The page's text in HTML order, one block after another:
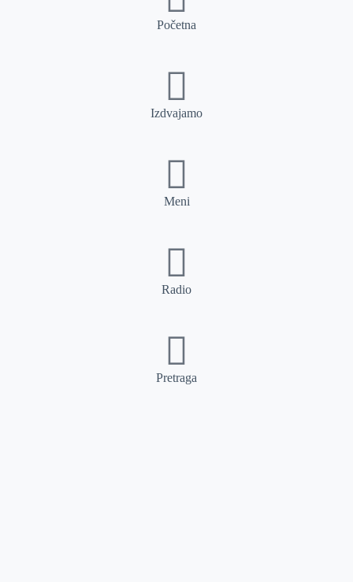
Početna
Izdvajamo
Meni
Radio
Pretraga